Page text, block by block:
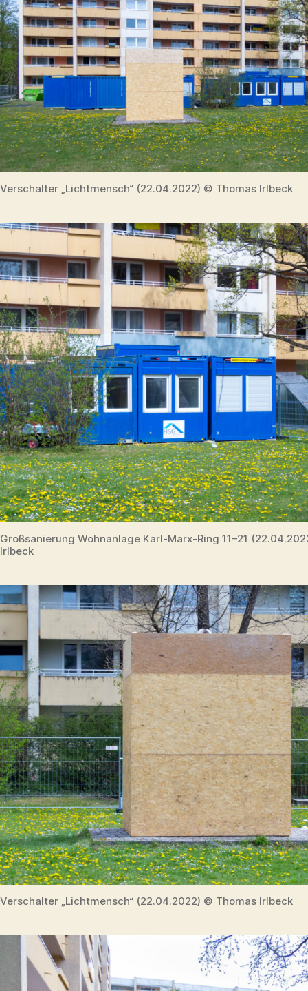
Verschalter „Lichtmensch“ (22.04.2022) © Thomas Irlbeck
Großsanierung Wohnanlage Karl-Marx-Ring 11–21
Irlbeck
Verschalter „Lichtmensch“ (22.04.2022) © Thomas Irlbeck